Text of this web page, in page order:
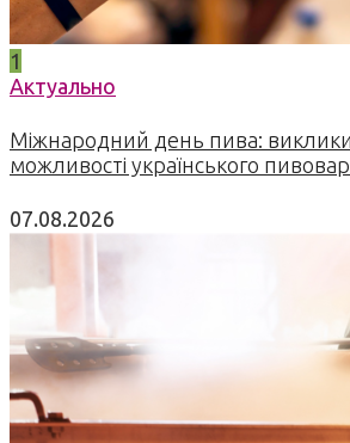
1
Актуально
Міжнародний день пива: виклики
можливості українського
07.08.2026